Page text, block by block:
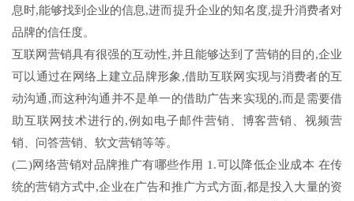
息时,能够找到企业的信息,进而提升企业的知名度,提升消费者对
品牌的信任度。
互联网营销具有很强的互动性,并且能够达到了营销的目的,企业
可以通过在网络上建立品牌形象,借助互联网实现与消费者的互
动沟通,而这种沟通并不是单一的借助广告来实现的,而是需要借
助互联网技术进行的,例如电子邮件营销、博客营销、视频营
销、问答营销、软文营销等等。
(二)网络营销对品牌推广有哪些作用 1.可以降低企业成本 在传
统的营销方式中,企业在广告和推广方式方面,都是投入大量的资